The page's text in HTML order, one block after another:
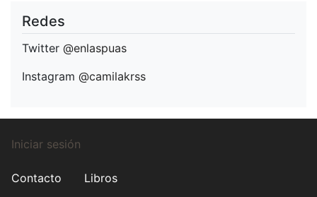
Redes
Twitter @enlaspuas
Instagram @camilakrss
Menú
cuenta
Iniciar sesión
Menú
Contacto Libros